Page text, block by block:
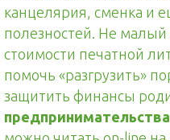
канцелярия, сменка и
полезностей. Не малый
стоимости печатной
помочь «разгрузить»
защитить финансы